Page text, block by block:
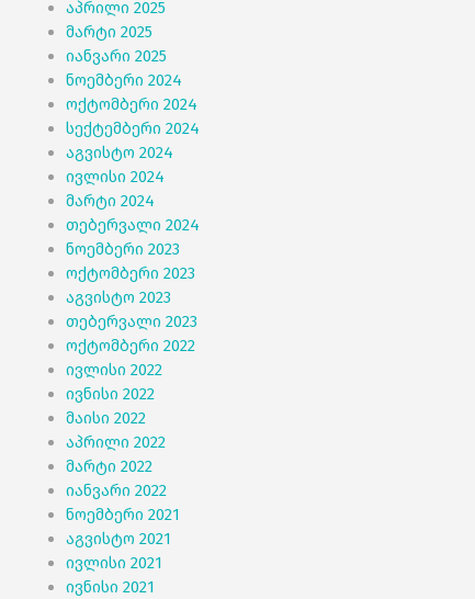
აპრილი 2025
მარტი 2025
იანვარი 2025
ნოემბერი 2024
ოქტომბერი 2024
სექტემბერი 2024
აგვისტო 2024
ივლისი 2024
მარტი 2024
თებერვალი 2024
ნოემბერი 2023
ოქტომბერი 2023
აგვისტო 2023
თებერვალი 2023
ოქტომბერი 2022
ივლისი 2022
ივნისი 2022
მაისი 2022
აპრილი 2022
მარტი 2022
იანვარი 2022
ნოემბერი 2021
აგვისტო 2021
ივლისი 2021
ივნისი 2021